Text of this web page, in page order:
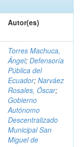
Autor(es)
Torres Machuca,
Ángel; Defensoría
Pública del
Ecuador; Narváez
Rosales, Óscar;
Gobierno
Autónomo
Descentralizado
Municipal San
Miguel de